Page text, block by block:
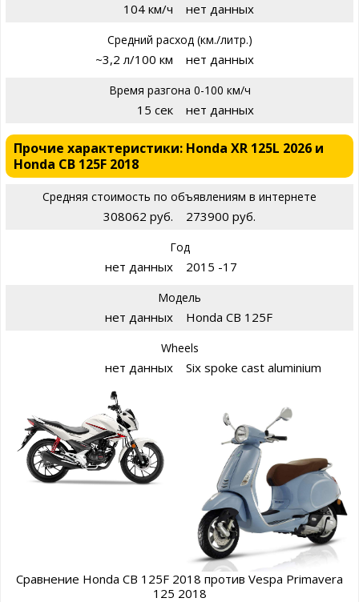
104 км/ч нет данных
Средний расход (км./литр.)
~3,2 л/100 км нет данных
Время разгона 0-100 км/ч
15 сек нет данных
Прочие характеристики: Honda XR 125L 2026 и
Honda CB 125F 2018
Средняя стоимость по объявлениям в интернете
308062 руб. 273900 руб.
Год
нет данных 2015 -17
Модель
нет данных Honda CB 125F
Wheels
нет данных Six spoke cast aluminium
Сравнение Honda CB 125F 2018 против Vespa Primavera
125 2018